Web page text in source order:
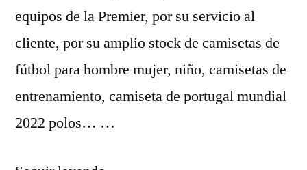
equipos de la Premier, por su servicio al
cliente, por su amplio stock de camisetas de
fútbol para hombre mujer, niño, camisetas de
entrenamiento, camiseta de portugal mundial
2022 polos… …